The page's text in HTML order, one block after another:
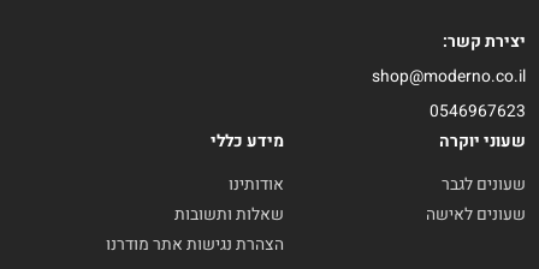
יצירת קשר:
shop@moderno.co.il
0546967623
שעוני יוקרה
שעונים לגבר
שעונים לאישה
מידע כללי
אודותינו
שאלות ותשובות
הצהרת נגישות אתר מודרנו